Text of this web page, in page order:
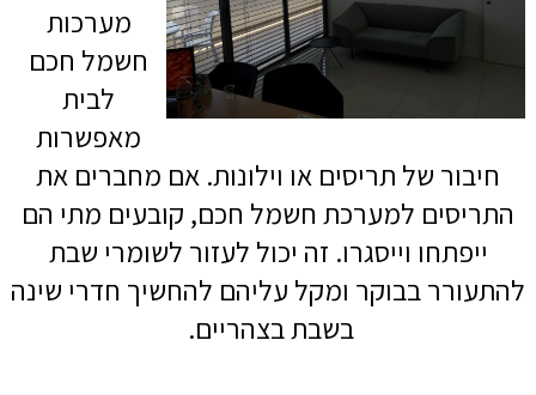
מערכות
חשמל חכם
לבית
מאפשרות
חיבור של תריסים או וילונות. אם מחברים את
התריסים למערכת חשמל חכם, קובעים מתי הם
ייפתחו וייסגרו. זה יכול לעזור לשומרי שבת
להתעורר בבוקר ומקל עליהם להחשיך חדרי שינה
בשבת בצהריים.